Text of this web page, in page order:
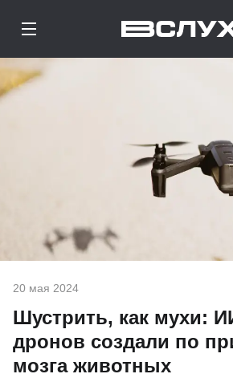
20 мая 2024
Шустрить, как мухи:
дронов создали по
мозга животных